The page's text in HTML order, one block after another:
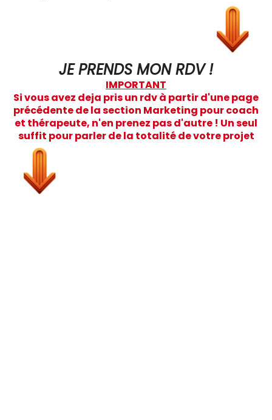
JE PRENDS MON RDV !
IMPORTANT
Si vous avez deja pris un rdv à partir d'une page
précédente de la section Marketing pour coach
et thérapeute, n'en prenez pas d'autre ! Un seul
suffit pour parler de la totalité de votre projet